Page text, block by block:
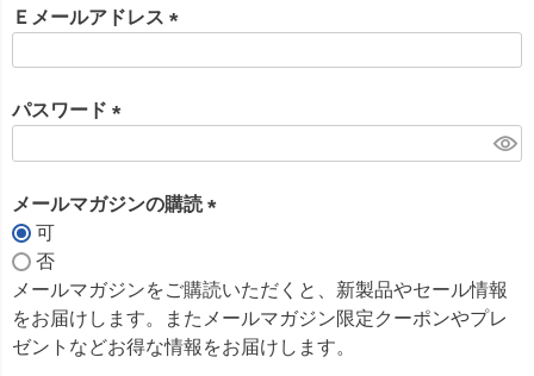
須
Ｅメールアドレス
パスワード
須
メールマガジンの購読
須
)
可
否
メールマガジンをご購読いただくと、新製品やセール情報
をお届けします。またメールマガジン限定クーポンやプレ
ゼントなどお得な情報をお届けします。